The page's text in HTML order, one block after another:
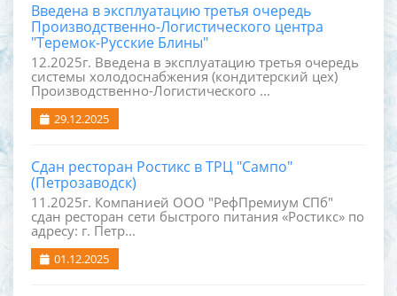
Введена в эксплуатацию третья очередь
Производственно-Логистического центра
"Теремок-Русские Блины"
12.2025г. Введена в эксплуатацию третья очередь
системы холодоснабжения (кондитерский цех)
Производственно-Логистического ...
29.12.2025
Сдан ресторан Ростикс в ТРЦ "Сампо"
(Петрозаводск)
11.2025г. Компанией ООО "РефПремиум СПб"
сдан ресторан сети быстрого питания «Ростикс» по
адресу: г. Петр...
01.12.2025